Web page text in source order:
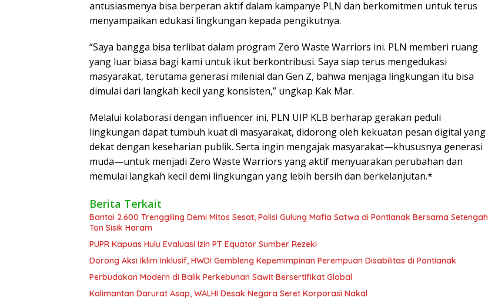
antusiasmenya bisa berperan aktif dalam kampanye PLN dan berkomitmen untuk terus
menyampaikan edukasi lingkungan kepada pengikutnya.
“Saya bangga bisa terlibat dalam program Zero Waste Warriors ini. PLN memberi ruang
yang luar biasa bagi kami untuk ikut berkontribusi. Saya siap terus mengedukasi
masyarakat, terutama generasi milenial dan Gen Z, bahwa menjaga lingkungan itu bisa
dimulai dari langkah kecil yang konsisten,” ungkap Kak Mar.
Melalui kolaborasi dengan influencer ini, PLN UIP KLB berharap gerakan peduli
lingkungan dapat tumbuh kuat di masyarakat, didorong oleh kekuatan pesan digital yang
dekat dengan keseharian publik. Serta ingin mengajak masyarakat—khususnya generasi
muda—untuk menjadi Zero Waste Warriors yang aktif menyuarakan perubahan dan
memulai langkah kecil demi lingkungan yang lebih bersih dan berkelanjutan.*
Berita Terkait
Bantai 2.600 Trenggiling Demi Mitos Sesat, Polisi Gulung Mafia Satwa di Pontianak Bersama Setengah
Ton Sisik Haram
PUPR Kapuas Hulu Evaluasi Izin PT Equator Sumber Rezeki
Dorong Aksi Iklim Inklusif, HWDI Gembleng Kepemimpinan Perempuan Disabilitas di Pontianak
Perbudakan Modern di Balik Perkebunan Sawit Bersertifikat Global
Kalimantan Darurat Asap, WALHI Desak Negara Seret Korporasi Nakal